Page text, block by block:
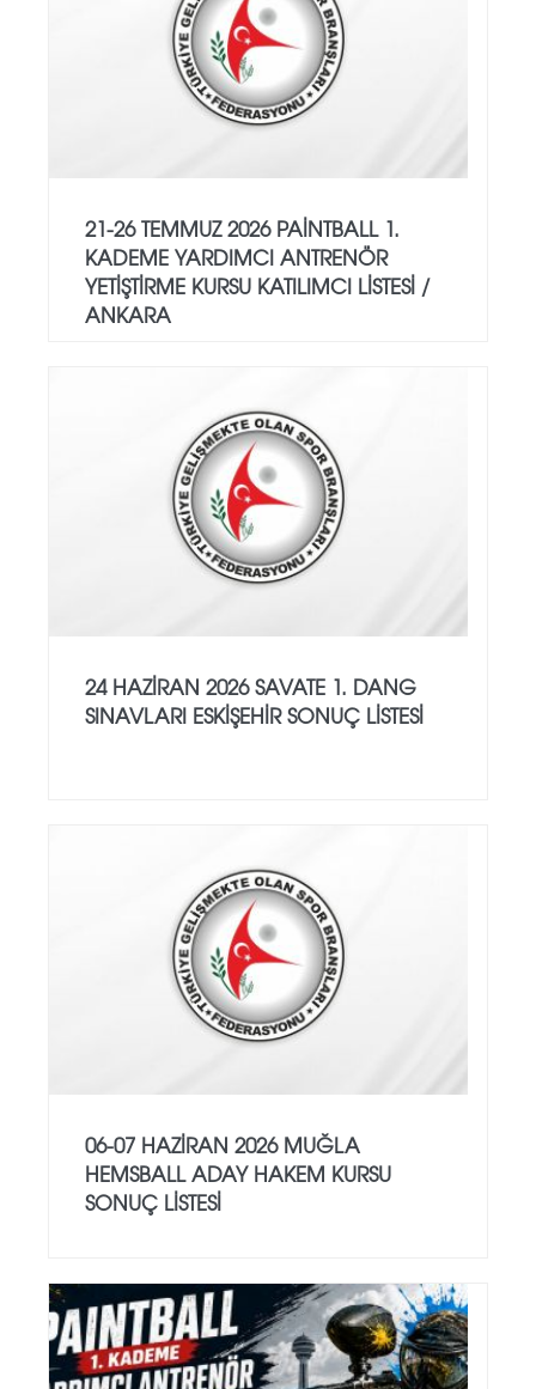
21-26 TEMMUZ 2026 PAİNTBALL 1.
KADEME YARDIMCI ANTRENÖR
YETİŞTİRME KURSU KATILIMCI LİSTESİ /
ANKARA
24 HAZİRAN 2026 SAVATE 1. DANG
SINAVLARI ESKİŞEHİR SONUÇ LİSTESİ
06-07 HAZİRAN 2026 MUĞLA
HEMSBALL ADAY HAKEM KURSU
SONUÇ LİSTESİ